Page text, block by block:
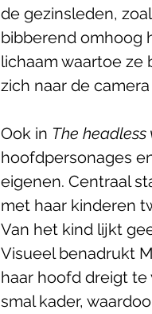
de gezinsleden,
bibberend omhoog
lichaam waartoe ze
zich naar de
Ook in The headless
hoofdpersonages
eigenen. Centraal
met haar kinderen
Van het kind lijkt
Visueel benadrukt
haar hoofd dreigt
smal kader,